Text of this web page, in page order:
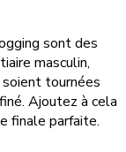
sont des
masculin,
tournées
Ajoutez à cela
finale parfaite.